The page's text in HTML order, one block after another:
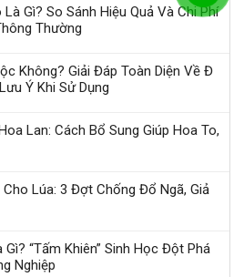
Gì? So Sánh Hiệu Quả Và Chi Phí
Thường
Không? Giải Đáp Toàn Diện Về Đ
Ý Khi Sử Dụng
Lan: Cách Bổ Sung Giúp Hoa To,
Cho Lúa: 3 Đợt Chống Đổ Ngã, Giả
Gì? “Tấm Khiên” Sinh Học Đột Phá
Nghiệp